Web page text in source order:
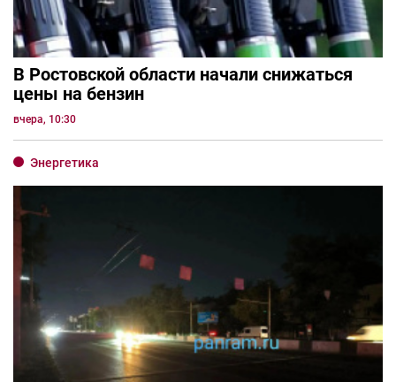
В Ростовской области начали снижаться
цены на бензин
вчера, 10:30
Энергетика